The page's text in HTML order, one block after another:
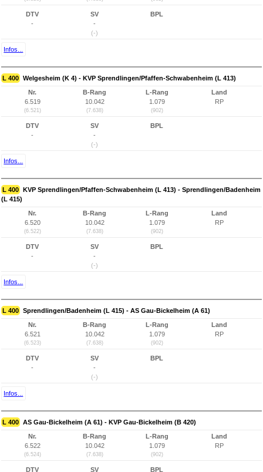
DTV
-
SV
-
(-)
BPL
Infos...
L 400 Welgesheim (K 4) - KVP Sprendlingen/Pfaffen-Schwabenheim (L 413)
Nr.
6.519
(6.521)
B-Rang
10.042
(7.638)
L-Rang
1.079
(902)
Land
RP
DTV
-
SV
-
(-)
BPL
Infos...
L 400 KVP Sprendlingen/Pfaffen-Schwabenheim (L 413) - Sprendlingen/Badenheim
(L 415)
Nr.
6.520
(6.522)
B-Rang
10.042
(7.638)
L-Rang
1.079
(902)
Land
RP
DTV
-
SV
-
(-)
BPL
Infos...
L 400 Sprendlingen/Badenheim (L 415) - AS Gau-Bickelheim (A 61)
Nr.
6.521
(6.523)
B-Rang
10.042
(7.638)
L-Rang
1.079
(902)
Land
RP
DTV
-
SV
-
(-)
BPL
Infos...
L 400 AS Gau-Bickelheim (A 61) - KVP Gau-Bickelheim (B 420)
Nr.
6.522
(6.524)
B-Rang
10.042
(7.638)
L-Rang
1.079
(902)
Land
RP
DTV
SV
BPL